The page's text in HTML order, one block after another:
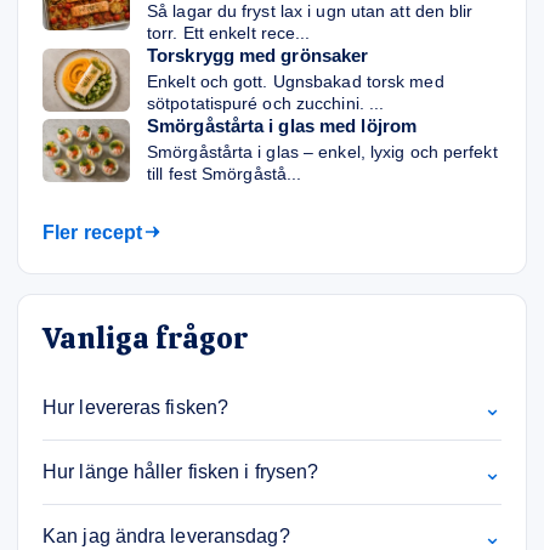
Så lagar du fryst lax i ugn utan att den blir
torr. Ett enkelt rece...
Torskrygg med grönsaker
Enkelt och gott. Ugnsbakad torsk med
sötpotatispuré och zucchini. ...
Smörgåstårta i glas med löjrom
Smörgåstårta i glas – enkel, lyxig och perfekt
till fest Smörgåstå...
Fler recept
Vanliga frågor
Hur levereras fisken? ⌄
Hur länge håller fisken i frysen? ⌄
Kan jag ändra leveransdag? ⌄